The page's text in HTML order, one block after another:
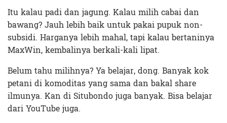
Itu kalau padi dan jagung. Kalau milih cabai dan
bawang? Jauh lebih baik untuk pakai pupuk non-
subsidi. Harganya lebih mahal, tapi kalau bertaninya
MaxWin, kembalinya berkali-kali lipat.
Belum tahu milihnya? Ya belajar, dong. Banyak kok
petani di komoditas yang sama dan bakal share
ilmunya. Kan di Situbondo juga banyak. Bisa belajar
dari YouTube juga.